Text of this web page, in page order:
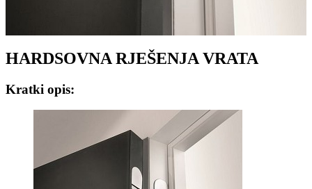
HARDSOVNA RJEŠENJA VRATA
Kratki opis: